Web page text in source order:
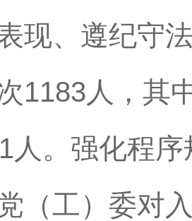
现、遵纪守
1183人，其
人。强化程
（工）委对